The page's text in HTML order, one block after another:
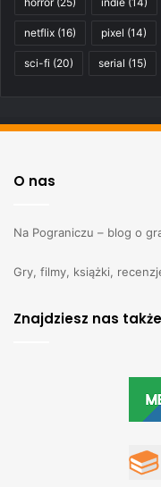
netflix (16) pixel (14)
sci-fi (20) serial (15)
O nas
Na Pograniczu – blog o
Gry, filmy, książki,
Znajdziesz nas